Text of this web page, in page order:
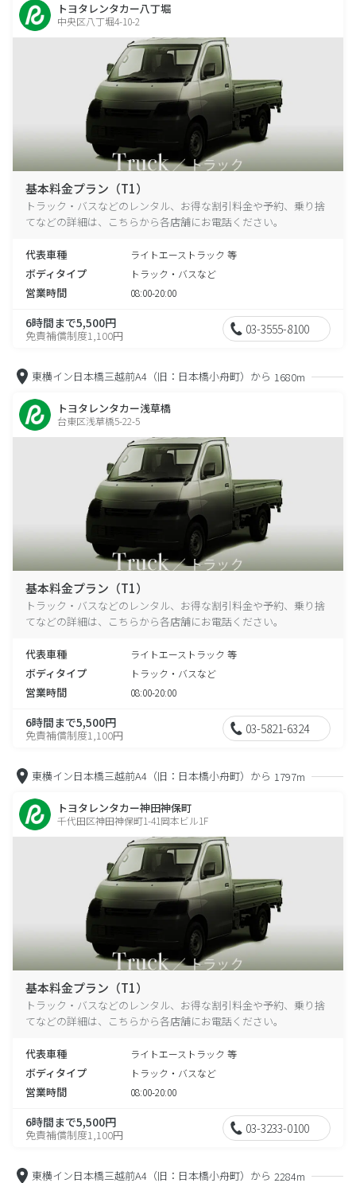
トヨタレンタカー八丁堀
中央区八丁堀4-10-2
基本料金プラン（T1）
トラック・バスなどのレンタル、お得な割引料金や予約、乗り捨
てなどの詳細は、こちらから各店舗にお電話ください。
代表車種 ライトエーストラック 等
ボディタイプ トラック・バスなど
営業時間 08:00-20:00
6時間まで5,500円
免責補償制度1,100円 03-3555-8100
東横イン日本橋三越前A4（旧：日本橋小舟町）から 1680m
トヨタレンタカー浅草橋
台東区浅草橋5-22-5
基本料金プラン（T1）
トラック・バスなどのレンタル、お得な割引料金や予約、乗り捨
てなどの詳細は、こちらから各店舗にお電話ください。
代表車種 ライトエーストラック 等
ボディタイプ トラック・バスなど
営業時間 08:00-20:00
6時間まで5,500円
免責補償制度1,100円 03-5821-6324
東横イン日本橋三越前A4（旧：日本橋小舟町）から 1797m
トヨタレンタカー神田神保町
千代田区神田神保町1-41岡本ビル1F
基本料金プラン（T1）
トラック・バスなどのレンタル、お得な割引料金や予約、乗り捨
てなどの詳細は、こちらから各店舗にお電話ください。
代表車種 ライトエーストラック 等
ボディタイプ トラック・バスなど
営業時間 08:00-20:00
6時間まで5,500円
免責補償制度1,100円 03-3233-0100
東横イン日本橋三越前A4（旧：日本橋小舟町）から 2284m